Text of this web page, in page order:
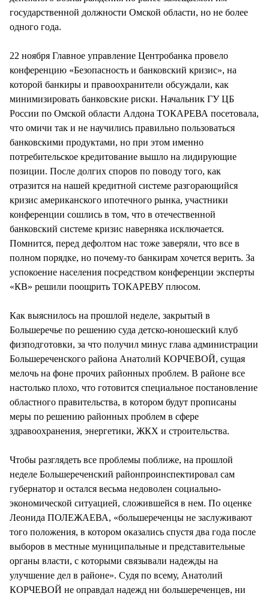
государственной должности Омской области, но не более
одного года.
22 ноября Главное управление Центробанка провело
конференцию «Безопасность и банковский кризис», на
которой банкиры и правоохранители обсуждали, как
минимизировать банковские риски. Начальник ГУ ЦБ
России по Омской области Алдона ТОКАРЕВА посетовала,
что омичи так и не научились правильно пользоваться
банковскими продуктами, но при этом именно
потребительское кредитование вышло на лидирующие
позиции. После долгих споров по поводу того, как
отразится на нашей кредитной системе разгорающийся
кризис американского ипотечного рынка, участники
конференции сошлись в том, что в отечественной
банковский системе кризис наверняка исключается.
Помнится, перед дефолтом нас тоже заверяли, что все в
полном порядке, но почему-то банкирам хочется верить. За
успокоение населения посредством конференции эксперты
«КВ» решили поощрить ТОКАРЕВУ плюсом.
Как выяснилось на прошлой неделе, закрытый в
Большеречье по решению суда детско-юношеский клуб
физподготовки, за что получил минус глава администрации
Большереченского района Анатолий КОРЧЕВОЙ, сущая
мелочь на фоне прочих районных проблем. В районе все
настолько плохо, что готовится специальное постановление
областного правительства, в котором будут прописаны
меры по решению районных проблем в сфере
здравоохранения, энергетики, ЖКХ и строительства.
Чтобы разглядеть все проблемы поближе, на прошлой
неделе Большереченский районпроинспектировал сам
губернатор и остался весьма недоволен социально-
экономической ситуацией, сложившейся в нем. По оценке
Леонида ПОЛЕЖАЕВА, «большереченцы не заслуживают
того положения, в котором оказались спустя два года после
выборов в местные муниципальные и представительные
органы власти, с которыми связывали надежды на
улучшение дел в районе». Судя по всему, Анатолий
КОРЧЕВОЙ не оправдал надежд ни большереченцев, ни